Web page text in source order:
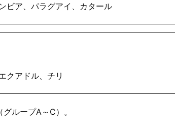
ビア、パラグアイ、カタール
クアドル、チリ
ループA～C）。